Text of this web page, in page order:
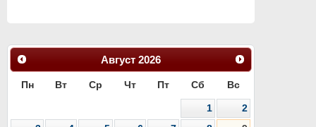
Август 2026
Пн Вт Ср Чт Пт Сб Вс
1
2